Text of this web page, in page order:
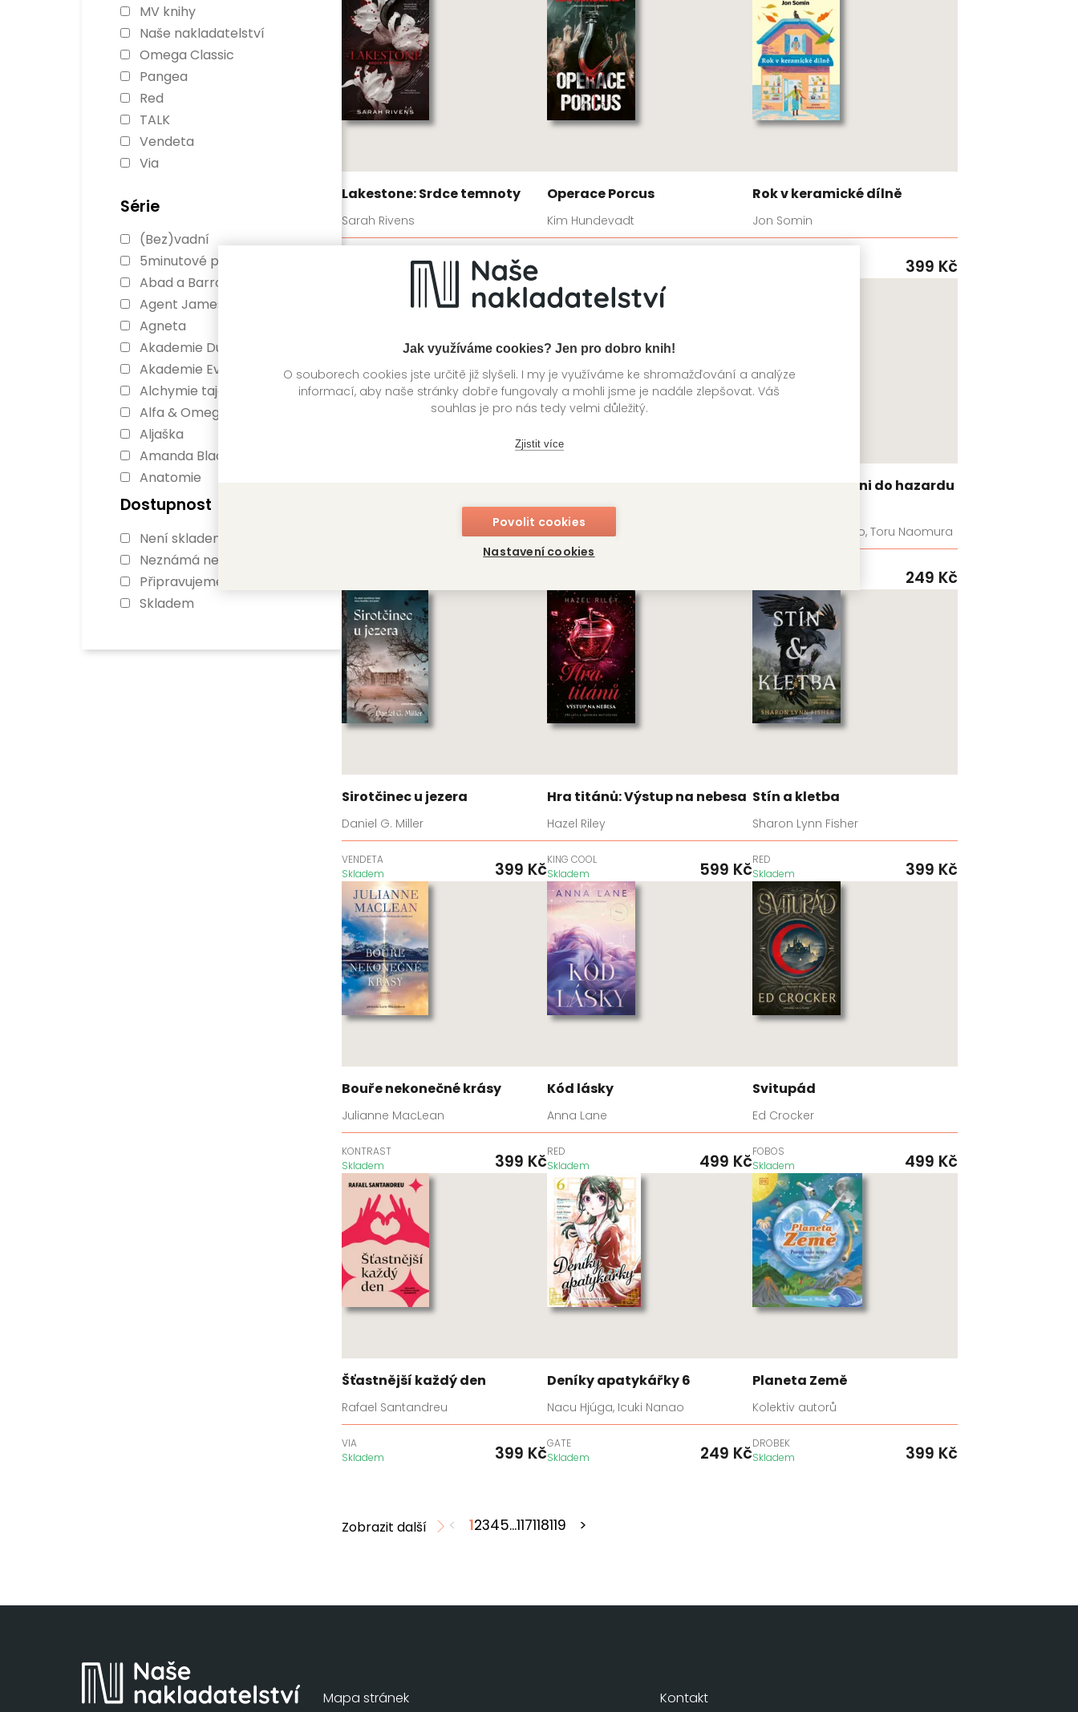
Jak využíváme cookies? Jen pro dobro knih!
O souborech cookies jste určitě již slyšeli. I my je využíváme ke shromažďování a analýze
informací, aby naše stránky dobře fungovaly a mohli jsme je nadále zlepšovat. Váš
souhlas je pro nás tedy velmi důležitý.
Zjistit více
Povolit cookies
Nastavení cookies
MV knihy
Naše nakladatelství
Omega Classic
Pangea
Red
TALK
Vendeta
Via
Série
(Bez)vadní
5minutové pohádky
Abad a Barrosová
Agent James Ryker
Agneta
Akademie Dunbridge
Akademie Everfall
Alchymie tajemství
Alfa & Omega
Aljaška
Amanda Blacková
Anatomie
Antonia Scottová
Ashen Torment
Ať se stane cokoli
Atomové šelmy
Audioknihy Našeho
Divý les
Dny v knihkupectví Morisaki
Do temnoty
Dostupnost
Není skladem
Neznámá nedostupnost
Připravujeme
Skladem
Lakestone: Srdce temnoty
Sarah Rivens
599Kč
Operace Porcus
Kim Hundevadt
Rok v keramické dílně
Jon Somin
399 Kč
349Kč
Jules Verne
OMEGA CLASSIC
Kakegurui: Blázni do hazardu
Homura Kawamoto, Toru Naomura
249 Kč
Sirotčinec u jezera
Daniel G. Miller
VENDETA
Skladem
399 Kč
Hra titánů: Výstup na nebesa
Hazel Riley
KING COOL
Skladem
599 Kč
Stín a kletba
Sharon Lynn Fisher
RED
Skladem
399 Kč
Bouře nekonečné krásy
Julianne MacLean
KONTRAST
Skladem
399 Kč
Kód lásky
Anna Lane
RED
Skladem
499 Kč
Svitupád
Ed Crocker
FOBOS
Skladem
499 Kč
Šťastnější každý den
Rafael Santandreu
VIA
Skladem
399 Kč
Deníky apatykářky 6
Nacu Hjúga, Icuki Nanao
GATE
Skladem
249 Kč
Planeta Země
Kolektiv autorů
DROBEK
Skladem
399 Kč
Zobrazit další < 12345...117118119 >
Mapa stránek Kontakt